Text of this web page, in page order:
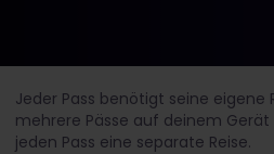
Jeder Pass benötigt seine eigene
mehrere Pässe auf deinem
jeden Pass eine separate Reise.